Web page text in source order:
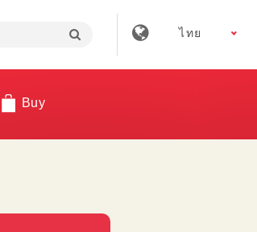
ไทย
Buy